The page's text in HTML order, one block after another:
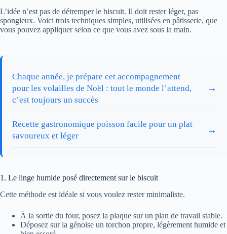
L’idée n’est pas de détremper le biscuit. Il doit rester léger, pas
spongieux. Voici trois techniques simples, utilisées en pâtisserie, que
vous pouvez appliquer selon ce que vous avez sous la main.
Chaque année, je prépare cet accompagnement
pour les volailles de Noël : tout le monde l’attend,
c’est toujours un succès
→
Recette gastronomique poisson facile pour un plat
savoureux et léger
→
1. Le linge humide posé directement sur le biscuit
Cette méthode est idéale si vous voulez rester minimaliste.
À la sortie du four, posez la plaque sur un plan de travail stable.
Déposez sur la génoise un torchon propre, légèrement humide et